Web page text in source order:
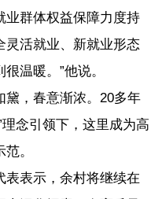
业群体权益保障力度持
灵活就业、新就业形态
温暖。”他说。
黛，春意渐浓。20多年
念引领下，这里成为高
。
表表示，余村将继续在